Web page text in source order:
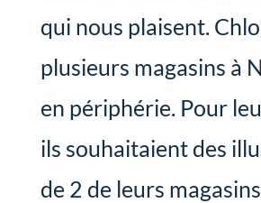
qui nous plaisent.
plusieurs magasins à
en périphérie. Pour
ils souhaitaient des
de 2 de leurs